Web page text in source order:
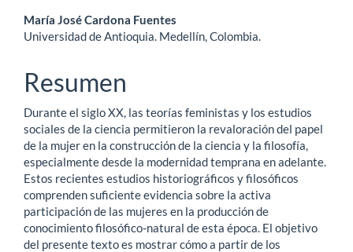
Contenido
del
artículo
María José Cardona Fuentes
Universidad de Antioquia. Medellín, Colombia.
Resumen
Durante el siglo XX, las teorías feministas y los estudios
sociales de la ciencia permitieron la revaloración del papel
de la mujer en la construcción de la ciencia y la filosofía,
especialmente desde la modernidad temprana en adelante.
Estos recientes estudios historiográficos y filosóficos
comprenden suficiente evidencia sobre la activa
participación de las mujeres en la producción de
conocimiento filosófico-natural de esta época. El objetivo
del presente texto es mostrar cómo a partir de los